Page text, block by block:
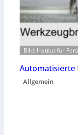
Bild: Institut für
Automatisierte
Allgemein